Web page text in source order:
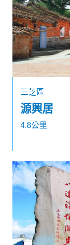
三芝區
源興居
4.8公里